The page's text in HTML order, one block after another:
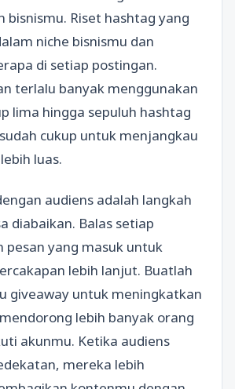
bisnismu. Riset hashtag yang
niche bisnismu dan
di setiap postingan.
terlalu banyak menggunakan
lima hingga sepuluh hashtag
cukup untuk menjangkau
luas.
audiens adalah langkah
diabaikan. Balas setiap
pesan yang masuk untuk
lebih lanjut. Buatlah
giveaway untuk meningkatkan
lebih banyak orang
akunmu. Ketika audiens
mereka lebih